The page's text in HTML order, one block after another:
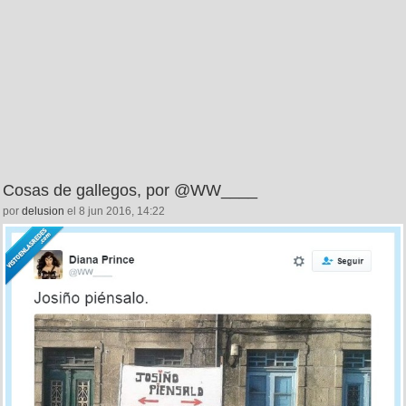
Cosas de gallegos, por @WW____
por delusion el 8 jun 2016, 14:22